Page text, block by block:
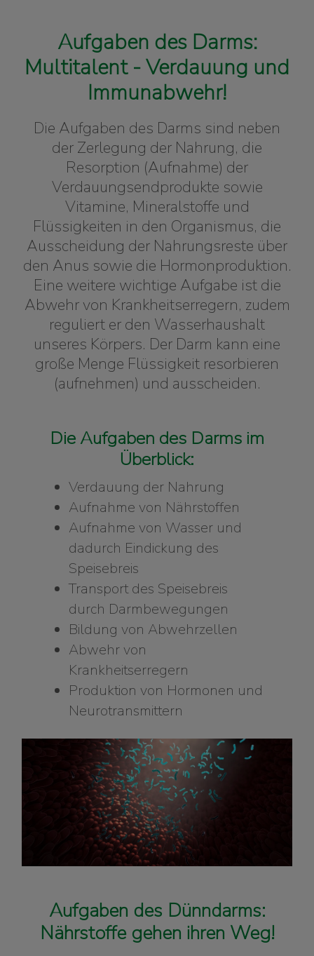
Aufgaben des Darms:
Multitalent - Verdauung und
Immunabwehr!
Die Aufgaben des Darms sind neben
der Zerlegung der Nahrung, die
Resorption (Aufnahme) der
Verdauungsendprodukte sowie
Vitamine, Mineralstoffe und
Flüssigkeiten in den Organismus, die
Ausscheidung der Nahrungsreste über
den Anus sowie die Hormonproduktion.
Eine weitere wichtige Aufgabe ist die
Abwehr von Krankheitserregern, zudem
reguliert er den Wasserhaushalt
unseres Körpers. Der Darm kann eine
große Menge Flüssigkeit resorbieren
(aufnehmen) und ausscheiden.
Die Aufgaben des Darms im
Überblick:
Verdauung der Nahrung
Aufnahme von Nährstoffen
Aufnahme von Wasser und
dadurch Eindickung des
Speisebreis
Transport des Speisebreis
durch Darmbewegungen
Bildung von Abwehrzellen
Abwehr von
Krankheitserregern
Produktion von Hormonen und
Neurotransmittern
Aufgaben des Dünndarms:
Nährstoffe gehen ihren Weg!